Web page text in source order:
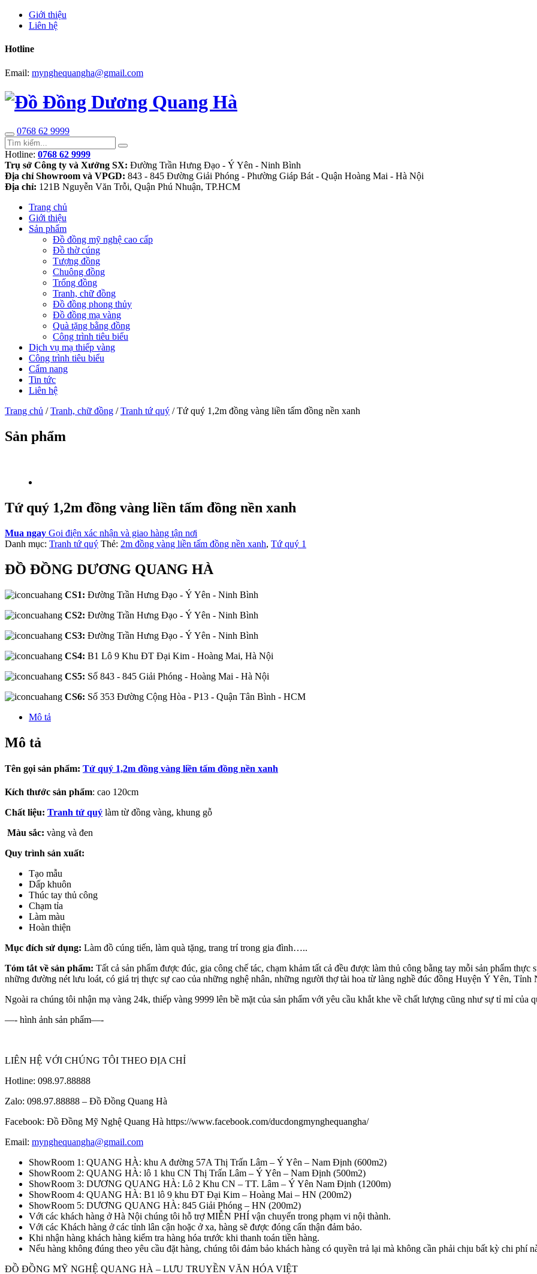
Giới thiệu
Liên hệ
Hotline
Email: mynghequangha@gmail.com
0768 62 9999
Hotline: 0768 62 9999
Trụ sở Công ty và Xưởng SX: Đường Trần Hưng Đạo - Ý Yên - Ninh Bình
Địa chỉ Showroom và VPGD: 843 - 845 Đường Giải Phóng - Phường Giáp Bát - Quận Hoàng Mai - Hà Nội
Địa chỉ: 121B Nguyễn Văn Trỗi, Quận Phú Nhuận, TP.HCM
Trang chủ
Giới thiệu
Sản phẩm
Đồ đồng mỹ nghệ cao cấp
Đồ thờ cúng
Tượng đồng
Chuông đồng
Trống đồng
Tranh, chữ đồng
Đồ đồng phong thủy
Đồ đồng mạ vàng
Quà tặng bằng đồng
Công trình tiêu biểu
Dịch vụ mạ thiếp vàng
Công trình tiêu biểu
Cẩm nang
Tin tức
Liên hệ
Trang chủ /Tranh, chữ đồng /Tranh tứ quý / Tứ quý 1,2m đồng vàng liền tấm đồng nền xanh
Sản phẩm
Tứ quý 1,2m đồng vàng liền tấm đồng nền xanh
Mua ngay Gọi điện xác nhận và giao hàng tận nơi
Danh mục: Tranh tứ quý Thẻ: 2m đồng vàng liền tấm đồng nền xanh, Tứ quý 1
ĐỒ ĐỒNG DƯƠNG QUANG HÀ
CS1: Đường Trần Hưng Đạo - Ý Yên - Ninh Bình
CS2: Đường Trần Hưng Đạo - Ý Yên - Ninh Bình
CS3: Đường Trần Hưng Đạo - Ý Yên - Ninh Bình
CS4: B1 Lô 9 Khu ĐT Đại Kim - Hoàng Mai, Hà Nội
CS5: Số 843 - 845 Giải Phóng - Hoàng Mai - Hà Nội
CS6: Số 353 Đường Cộng Hòa - P13 - Quận Tân Bình - HCM
Mô tả
Mô tả
Tên gọi sản phẩm: Tứ quý 1,2m đồng vàng liền tấm đồng nền xanh
Kích thước sản phẩm: cao 120cm
Chất liệu: Tranh tứ quý làm từ đồng vàng, khung gỗ
Màu sắc: vàng và đen
Quy trình sản xuất:
Tạo mẫu
Dấp khuôn
Thúc tay thủ công
Chạm tỉa
Làm màu
Hoàn thiện
Mục đích sử dụng: Làm đồ cúng tiến, làm quà tặng, trang trí trong gia đình…..
Tóm tắt về sản phẩm: Tất cả sản phẩm được đúc, gia công chế tác, chạm khảm tất cả đều được làm thủ công bằng tay mỗi sản phẩm
những đường nét lưu loát, có giá trị thực sự cao của những nghệ nhân, những người thợ tài hoa từ làng nghề đúc đồng Huyện Ý Yên, Tỉnh
Ngoài ra chúng tôi nhận mạ vàng 24k, thiếp vàng 9999 lên bề mặt của sản phẩm với yêu cầu khắt khe về chất lượng cũng như sự tỉ mỉ của
—- hình ảnh sản phẩm—-
LIÊN HỆ VỚI CHÚNG TÔI THEO ĐỊA CHỈ
Hotline: 098.97.88888
Zalo: 098.97.88888 – Đồ Đồng Quang Hà
Facebook: Đồ Đồng Mỹ Nghệ Quang Hà https://www.facebook.com/ducdongmynghequangha/
Email: mynghequangha@gmail.com
ShowRoom 1: QUANG HÀ: khu A đường 57A Thị Trấn Lâm – Ý Yên – Nam Định (600m2)
ShowRoom 2: QUANG HÀ: lô 1 khu CN Thị Trấn Lâm – Ý Yên – Nam Định (500m2)
ShowRoom 3: DƯƠNG QUANG HÀ: Lô 2 Khu CN – TT. Lâm – Ý Yên Nam Định (1200m)
ShowRoom 4: QUANG HÀ: B1 lô 9 khu ĐT Đại Kim – Hoàng Mai – HN (200m2)
ShowRoom 5: DƯƠNG QUANG HÀ: 845 Giải Phóng – HN (200m2)
Với các khách hàng ở Hà Nội chúng tôi hỗ trợ MIỄN PHÍ vận chuyển trong phạm vi nội thành.
Với các Khách hàng ở các tỉnh lân cận hoặc ở xa, hàng sẽ được đóng cẩn thận đảm bảo.
Khi nhận hàng khách hàng kiểm tra hàng hóa trước khi thanh toán tiền hàng.
Nếu hàng không đúng theo yêu cầu đặt hàng, chúng tôi đảm bảo khách hàng có quyền trả lại mà không cần phải chịu bất kỳ chi phí
ĐỒ ĐỒNG MỸ NGHỆ QUANG HÀ – LƯU TRUYỀN VĂN HÓA VIỆT